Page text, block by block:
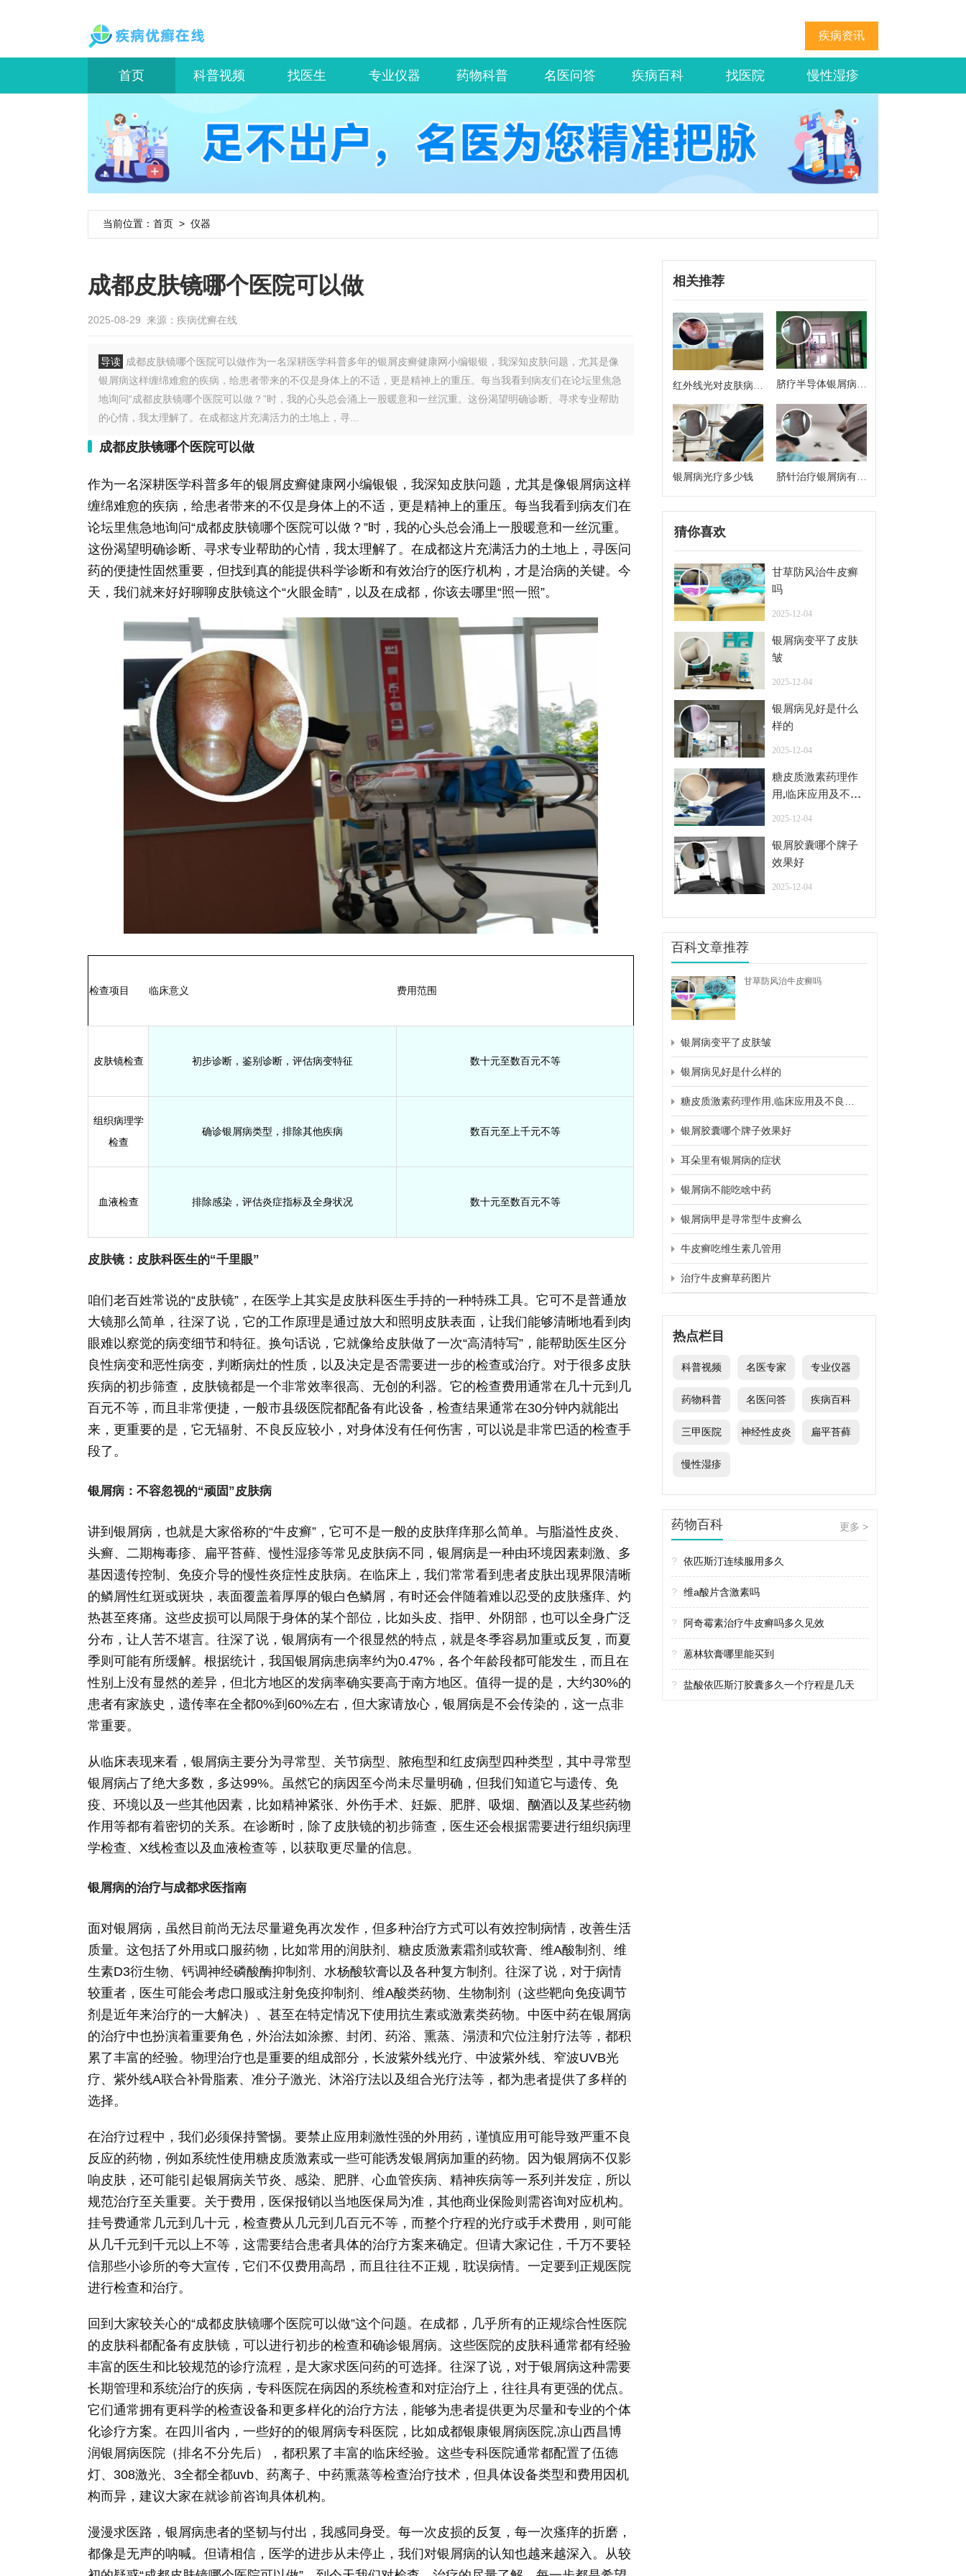
疾病资讯
首页 科普视频 找医生 专业仪器 药物科普 名医问答 疾病百科 找医院 慢性湿疹
当前位置： 首页 > 仪器
成都皮肤镜哪个医院可以做
2025-08-29 来源： 疾病优癣在线
导读 成都皮肤镜哪个医院可以做作为一名深耕医学科普多年的银屑皮癣健康网小编银银，我深知皮肤问题，尤其是像
银屑病这样缠绵难愈的疾病，给患者带来的不仅是身体上的不适，更是精神上的重压。每当我看到病友们在论坛里焦急
地询问“成都皮肤镜哪个医院可以做？”时，我的心头总会涌上一股暖意和一丝沉重。这份渴望明确诊断、寻求专业帮助
的心情，我太理解了。在成都这片充满活力的土地上，寻...
成都皮肤镜哪个医院可以做
作为一名深耕医学科普多年的银屑皮癣健康网小编银银，我深知皮肤问题，尤其是像银屑病这样
缠绵难愈的疾病，给患者带来的不仅是身体上的不适，更是精神上的重压。每当我看到病友们在
论坛里焦急地询问“成都皮肤镜哪个医院可以做？”时，我的心头总会涌上一股暖意和一丝沉重。
这份渴望明确诊断、寻求专业帮助的心情，我太理解了。在成都这片充满活力的土地上，寻医问
药的便捷性固然重要，但找到真的能提供科学诊断和有效治疗的医疗机构，才是治病的关键。今
天，我们就来好好聊聊皮肤镜这个“火眼金睛”，以及在成都，你该去哪里“照一照”。
检查项目 临床意义 费用范围
皮肤镜检查 初步诊断，鉴别诊断，评估病变特征 数十元至数百元不等
组织病理学
检查
确诊银屑病类型，排除其他疾病 数百元至上千元不等
血液检查 排除感染，评估炎症指标及全身状况 数十元至数百元不等
皮肤镜：皮肤科医生的“千里眼”
咱们老百姓常说的“皮肤镜”，在医学上其实是皮肤科医生手持的一种特殊工具。它可不是普通放
大镜那么简单，往深了说，它的工作原理是通过放大和照明皮肤表面，让我们能够清晰地看到肉
眼难以察觉的病变细节和特征。换句话说，它就像给皮肤做了一次“高清特写”，能帮助医生区分
良性病变和恶性病变，判断病灶的性质，以及决定是否需要进一步的检查或治疗。对于很多皮肤
疾病的初步筛查，皮肤镜都是一个非常效率很高、无创的利器。它的检查费用通常在几十元到几
百元不等，而且非常便捷，一般市县级医院都配备有此设备，检查结果通常在30分钟内就能出
来，更重要的是，它无辐射、不良反应较小，对身体没有任何伤害，可以说是非常巴适的检查手
段了。
银屑病：不容忽视的“顽固”皮肤病
讲到银屑病，也就是大家俗称的“牛皮癣”，它可不是一般的皮肤痒痒那么简单。与脂溢性皮炎、
头癣、二期梅毒疹、扁平苔藓、慢性湿疹等常见皮肤病不同，银屑病是一种由环境因素刺激、多
基因遗传控制、免疫介导的慢性炎症性皮肤病。在临床上，我们常常看到患者皮肤出现界限清晰
的鳞屑性红斑或斑块，表面覆盖着厚厚的银白色鳞屑，有时还会伴随着难以忍受的皮肤瘙痒、灼
热甚至疼痛。这些皮损可以局限于身体的某个部位，比如头皮、指甲、外阴部，也可以全身广泛
分布，让人苦不堪言。往深了说，银屑病有一个很显然的特点，就是冬季容易加重或反复，而夏
季则可能有所缓解。根据统计，我国银屑病患病率约为0.47%，各个年龄段都可能发生，而且在
性别上没有显然的差异，但北方地区的发病率确实要高于南方地区。值得一提的是，大约30%的
患者有家族史，遗传率在全都0%到60%左右，但大家请放心，银屑病是不会传染的，这一点非
常重要。
从临床表现来看，银屑病主要分为寻常型、关节病型、脓疱型和红皮病型四种类型，其中寻常型
银屑病占了绝大多数，多达99%。虽然它的病因至今尚未尽量明确，但我们知道它与遗传、免
疫、环境以及一些其他因素，比如精神紧张、外伤手术、妊娠、肥胖、吸烟、酗酒以及某些药物
作用等都有着密切的关系。在诊断时，除了皮肤镜的初步筛查，医生还会根据需要进行组织病理
学检查、X线检查以及血液检查等，以获取更尽量的信息。
银屑病的治疗与成都求医指南
面对银屑病，虽然目前尚无法尽量避免再次发作，但多种治疗方式可以有效控制病情，改善生活
质量。这包括了外用或口服药物，比如常用的润肤剂、糖皮质激素霜剂或软膏、维A酸制剂、维
生素D3衍生物、钙调神经磷酸酶抑制剂、水杨酸软膏以及各种复方制剂。往深了说，对于病情
较重者，医生可能会考虑口服或注射免疫抑制剂、维A酸类药物、生物制剂（这些靶向免疫调节
剂是近年来治疗的一大解决）、甚至在特定情况下使用抗生素或激素类药物。中医中药在银屑病
的治疗中也扮演着重要角色，外治法如涂擦、封闭、药浴、熏蒸、溻渍和穴位注射疗法等，都积
累了丰富的经验。物理治疗也是重要的组成部分，长波紫外线光疗、中波紫外线、窄波UVB光
疗、紫外线A联合补骨脂素、准分子激光、沐浴疗法以及组合光疗法等，都为患者提供了多样的
选择。
在治疗过程中，我们必须保持警惕。要禁止应用刺激性强的外用药，谨慎应用可能导致严重不良
反应的药物，例如系统性使用糖皮质激素或一些可能诱发银屑病加重的药物。因为银屑病不仅影
响皮肤，还可能引起银屑病关节炎、感染、肥胖、心血管疾病、精神疾病等一系列并发症，所以
规范治疗至关重要。关于费用，医保报销以当地医保局为准，其他商业保险则需咨询对应机构。
挂号费通常几元到几十元，检查费从几元到几百元不等，而整个疗程的光疗或手术费用，则可能
从几千元到千元以上不等，这需要结合患者具体的治疗方案来确定。但请大家记住，千万不要轻
信那些小诊所的夸大宣传，它们不仅费用高昂，而且往往不正规，耽误病情。一定要到正规医院
进行检查和治疗。
回到大家较关心的“成都皮肤镜哪个医院可以做”这个问题。在成都，几乎所有的正规综合性医院
的皮肤科都配备有皮肤镜，可以进行初步的检查和确诊银屑病。这些医院的皮肤科通常都有经验
丰富的医生和比较规范的诊疗流程，是大家求医问药的可选择。往深了说，对于银屑病这种需要
长期管理和系统治疗的疾病，专科医院在病因的系统检查和对症治疗上，往往具有更强的优点。
它们通常拥有更科学的检查设备和更多样化的治疗方法，能够为患者提供更为尽量和专业的个体
化诊疗方案。在四川省内，一些好的的银屑病专科医院，比如成都银康银屑病医院,凉山西昌博
润银屑病医院（排名不分先后），都积累了丰富的临床经验。这些专科医院通常都配置了伍德
灯、308激光、3全都全都uvb、药离子、中药熏蒸等检查治疗技术，但具体设备类型和费用因机
构而异，建议大家在就诊前咨询具体机构。
漫漫求医路，银屑病患者的坚韧与付出，我感同身受。每一次皮损的反复，每一次瘙痒的折磨，
都像是无声的呐喊。但请相信，医学的进步从未停止，我们对银屑病的认知也越来越深入。从较
相关推荐
红外线光对皮肤病有
治疗作用吗
脐疗半导体银屑病治
银屑病光疗多少钱
脐针治疗银屑病有用
吗
猜你喜欢
甘草防风治牛皮癣
吗
2025-12-04
银屑病变平了皮肤
皱
2025-12-04
银屑病见好是什么
样的
2025-12-04
糖皮质激素药理作
用,临床应用及不良
2025-12-04
银屑胶囊哪个牌子
效果好
2025-12-04
百科文章推荐
甘草防风治牛皮癣吗
银屑病变平了皮肤皱
银屑病见好是什么样的
银屑胶囊哪个牌子效果好
耳朵里有银屑病的症状
银屑病不能吃啥中药
银屑病甲是寻常型牛皮癣么
牛皮癣吃维生素几管用
治疗牛皮癣草药图片
热点栏目
科普视频 名医专家 专业仪器
药物科普 名医问答 疾病百科
三甲医院 神经性皮炎 扁平苔藓
慢性湿疹
药物百科 更多 >
? 依匹斯汀连续服用多久
? 维a酸片含激素吗
? 阿奇霉素治疗牛皮癣吗多久见效
? 蒽林软膏哪里能买到
? 盐酸依匹斯汀胶囊多久一个疗程是几天